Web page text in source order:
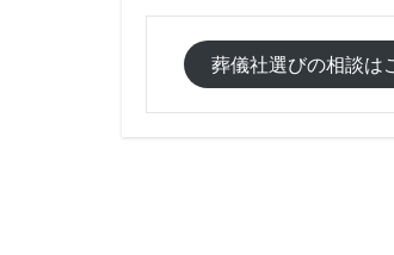
葬儀社選びの相談は